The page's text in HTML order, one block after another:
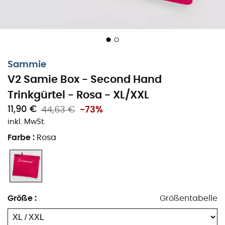
Sammie
V2 Samie Box - Second Hand
Trinkgürtel - Rosa - XL/XXL
11,90 € 44,63 € -73%
inkl. MwSt.
Farbe : Rosa
Größe : Größentabelle